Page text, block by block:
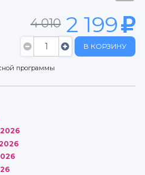
4 010 2 199
В КОРЗИНУ
программы